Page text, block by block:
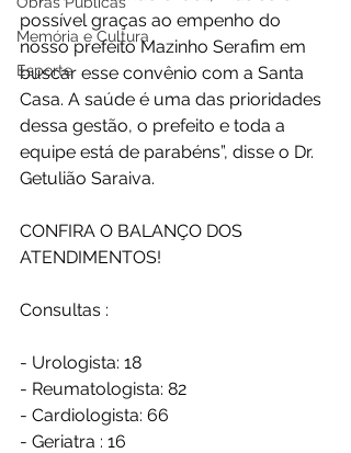
Memória e Cultura
Esporte
possível graças ao empenho do
nosso prefeito Mazinho Serafim em
buscar esse convênio com a Santa
Casa. A saúde é uma das prioridades
dessa gestão, o prefeito e toda a
equipe está de parabéns”, disse o Dr.
Getulião Saraiva.
CONFIRA O BALANÇO DOS
ATENDIMENTOS!
Consultas :
- Urologista: 18
- Reumatologista: 82
- Cardiologista: 66
- Geriatra : 16